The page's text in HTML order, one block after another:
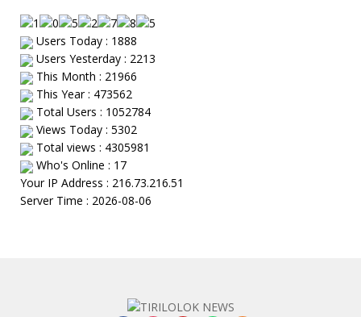
Users Today : 1888
Users Yesterday : 2213
This Month : 21966
This Year : 473562
Total Users : 1052784
Views Today : 5302
Total views : 4305981
Who's Online : 17
Your IP Address : 216.73.216.51
Server Time : 2026-08-06